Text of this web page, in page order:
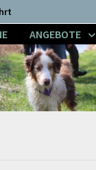
ANGEBOTE